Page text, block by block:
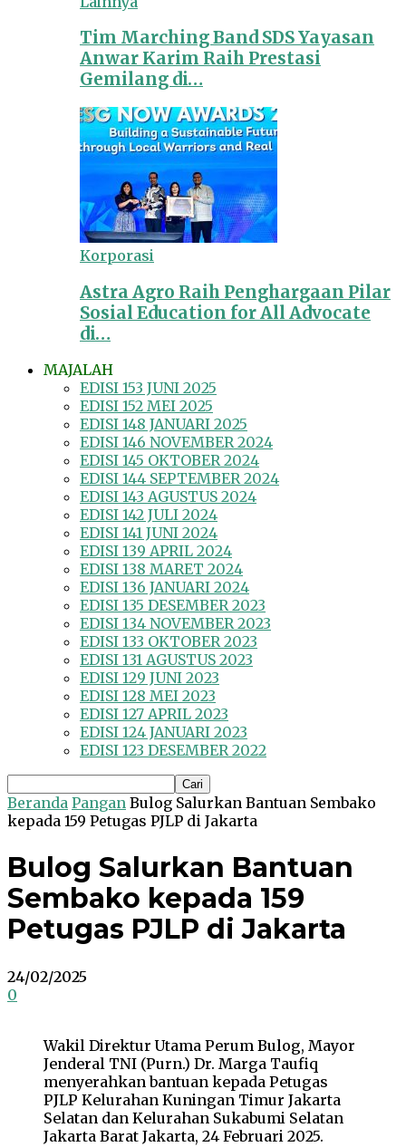
Tim Marching Band SDS Yayasan
Anwar Karim Raih Prestasi
Gemilang di…
Korporasi
Astra Agro Raih Penghargaan Pilar
Sosial Education for All Advocate
di…
MAJALAH
EDISI 153 JUNI 2025
EDISI 152 MEI 2025
EDISI 148 JANUARI 2025
EDISI 146 NOVEMBER 2024
EDISI 145 OKTOBER 2024
EDISI 144 SEPTEMBER 2024
EDISI 143 AGUSTUS 2024
EDISI 142 JULI 2024
EDISI 141 JUNI 2024
EDISI 139 APRIL 2024
EDISI 138 MARET 2024
EDISI 136 JANUARI 2024
EDISI 135 DESEMBER 2023
EDISI 134 NOVEMBER 2023
EDISI 133 OKTOBER 2023
EDISI 131 AGUSTUS 2023
EDISI 129 JUNI 2023
EDISI 128 MEI 2023
EDISI 127 APRIL 2023
EDISI 124 JANUARI 2023
EDISI 123 DESEMBER 2022
Beranda Pangan Bulog Salurkan Bantuan Sembako
kepada 159 Petugas PJLP di Jakarta
Bulog Salurkan Bantuan
Sembako kepada 159
Petugas PJLP di Jakarta
24/02/2025
0
Wakil Direktur Utama Perum Bulog, Mayor
Jenderal TNI (Purn.) Dr. Marga Taufiq
menyerahkan bantuan kepada Petugas
PJLP Kelurahan Kuningan Timur Jakarta
Selatan dan Kelurahan Sukabumi Selatan
Jakarta Barat Jakarta, 24 Februari 2025.